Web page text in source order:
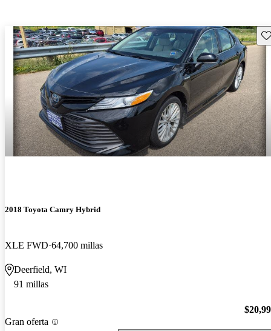
2018 Toyota Camry Hybrid
XLE FWD 64,700 millas
Deerfield, WI
91 millas
Gran oferta